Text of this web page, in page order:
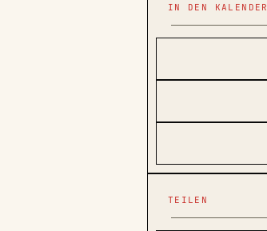
IN DEN KALENDER
TEILEN